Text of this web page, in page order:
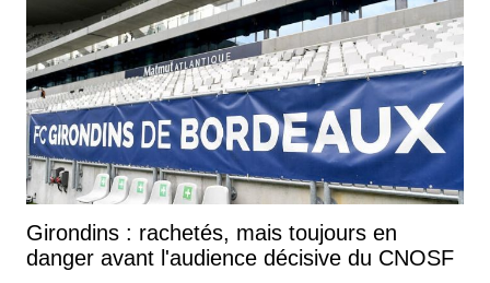
Girondins : rachetés, mais toujours en
danger avant l'audience décisive du CNOSF